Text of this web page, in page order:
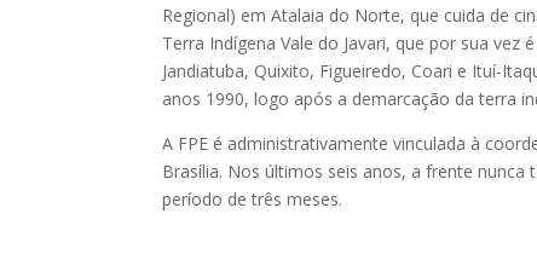
Regional) em Atalaia do Norte, que cuida de
Terra Indígena Vale do Javari, que por sua
Jandiatuba, Quixito, Figueiredo, Coari e Ituí-
anos 1990, logo após a demarcação da terra
A FPE é administrativamente vinculada à
Brasília. Nos últimos seis anos, a frente
período de três meses.